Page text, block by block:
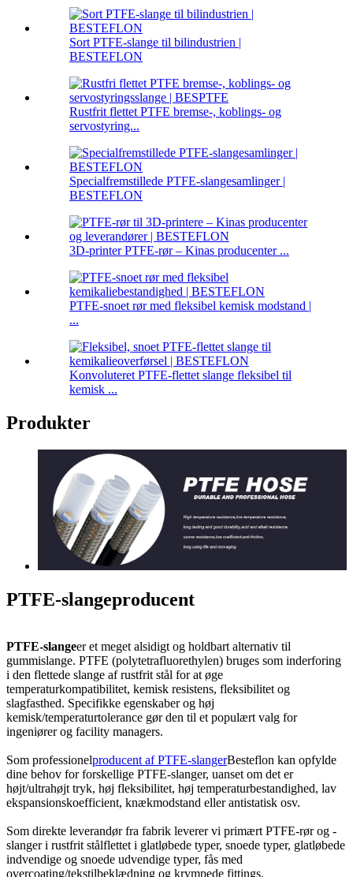
Sort PTFE-slange til bilindustrien |
BESTEFLON
Rustfrit flettet PTFE bremse-, koblings- og
servostyring...
Specialfremstillede PTFE-slangesamlinger |
BESTEFLON
3D-printer PTFE-rør – Kinas producenter ...
PTFE-snoet rør med fleksibel kemisk modstand |
...
Konvoluteret PTFE-flettet slange fleksibel til
kemisk ...
Produkter
PTFE-slangeproducent
PTFE-slangeer et meget alsidigt og holdbart alternativ til
gummislange. PTFE (polytetrafluorethylen) bruges som inderforing
i den flettede slange af rustfrit stål for at øge
temperaturkompatibilitet, kemisk resistens, fleksibilitet og
slagfasthed. Specifikke egenskaber og høj
kemisk/temperaturtolerance gør den til et populært valg for
ingeniører og facility managers.
Som professionelproducent af PTFE-slangerBesteflon kan opfylde
dine behov for forskellige PTFE-slanger, uanset om det er
højt/ultrahøjt tryk, høj fleksibilitet, høj temperaturbestandighed, lav
ekspansionskoefficient, knækmodstand eller antistatisk osv.
Som direkte leverandør fra fabrik leverer vi primært PTFE-rør og -
slanger i rustfrit stålflettet i glatløbede typer, snoede typer, glatløbede
indvendige og snoede udvendige typer, fås med
overcoating/tekstilbeklædning og krympede fittings.